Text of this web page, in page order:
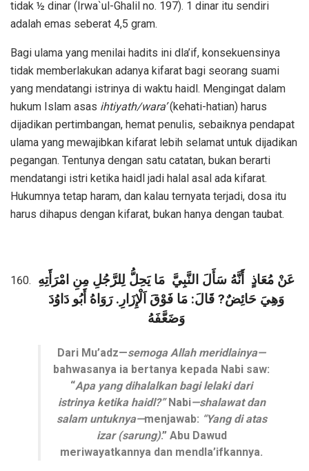
tidak ½ dinar (Irwa`ul-Ghalil no. 197). 1 dinar itu sendiri
adalah emas seberat 4,5 gram.
Bagi ulama yang menilai hadits ini dla’if, konsekuensinya
tidak memberlakukan adanya kifarat bagi seorang suami
yang mendatangi istrinya di waktu haidl. Mengingat dalam
hukum Islam asas ihtiyath/wara’(kehati-hatian) harus
dijadikan pertimbangan, hemat penulis, sebaiknya pendapat
ulama yang mewajibkan kifarat lebih selamat untuk dijadikan
pegangan. Tentunya dengan satu catatan, bukan berarti
mendatangi istri ketika haidl jadi halal asal ada kifarat.
Hukumnya tetap haram, dan kalau ternyata terjadi, dosa itu
harus dihapus dengan kifarat, bukan hanya dengan taubat.
عَنْ مُعَاذٍ أَنَّهُ سَأَلَ النَّبِيَّ مَا يَحِلُّ لِلرَّجُلِ مِنِ امْرَأَتِهِ
وَهِيَ حَائِضٌ? قَالَ: مَا فَوْقَ اَلْإِزَارِ. رَوَاهُ أَبُو دَاوُدَ
وَضَعَّفَهُ
Dari Mu’adz—semoga Allah meridlainya—
bahwasanya ia bertanya kepada Nabi saw:
“Apa yang dihalalkan bagi lelaki dari
istrinya ketika haidl?”Nabi—shalawat dan
salam untuknya—menjawab: “Yang di atas
izar (sarung).” Abu Dawud
meriwayatkannya dan mendla’ifkannya.